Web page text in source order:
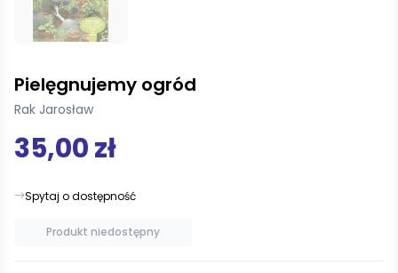
Pielęgnujemy ogród
Rak Jarosław
35,00 zł
Spytaj o dostępność
Produkt niedostępny